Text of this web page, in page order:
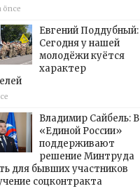
önce
Евгений Поддубный:
Сегодня у нашей
молодёжи куётся
характер
Владимир Сайбель: В
«Единой России»
поддерживают
решение Минтруда
для бывших участников
соцконтракта